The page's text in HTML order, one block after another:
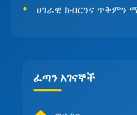
ሀገራዊ ክብርንና ጥቅምን
ፈጣን አገናኞች